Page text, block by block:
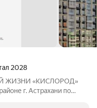
2028
ЖИЗНИ «КИСЛОРОД»
г. Астрахани по